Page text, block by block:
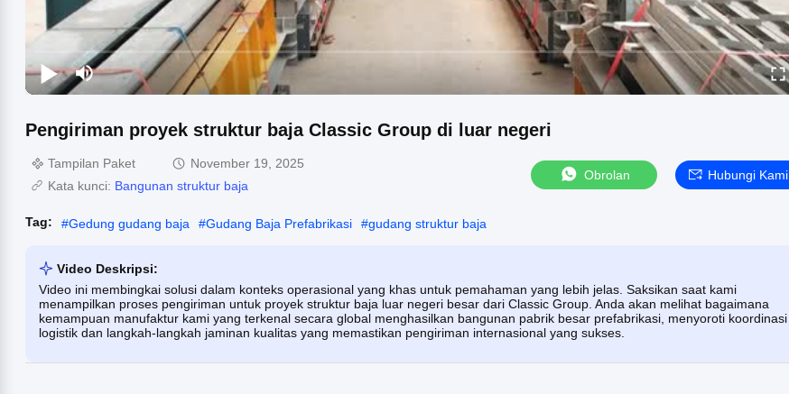
Pengiriman proyek struktur baja Classic Group di luar negeri
Tampilan Paket
November 19, 2025
Kata kunci: Bangunan struktur baja
Obrolan Hubungi Kami
Tag: #Gedung gudang baja #Gudang Baja Prefabrikasi #gudang struktur baja
Video Deskripsi:
Video ini membingkai solusi dalam konteks operasional yang khas untuk pemahaman yang lebih jelas. Saksikan saat kami
menampilkan proses pengiriman untuk proyek struktur baja luar negeri besar dari Classic Group. Anda akan melihat bagaimana
kemampuan manufaktur kami yang terkenal secara global menghasilkan bangunan pabrik besar prefabrikasi, menyoroti koordinasi
logistik dan langkah-langkah jaminan kualitas yang memastikan pengiriman internasional yang sukses.